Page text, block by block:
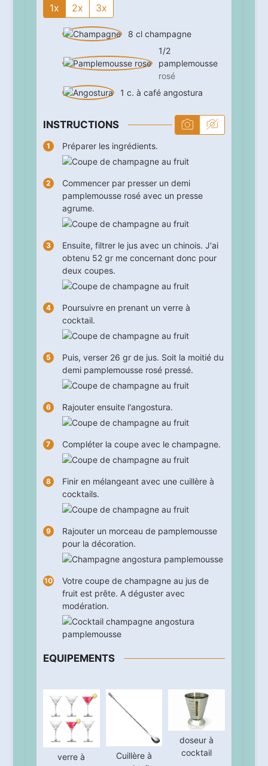
1x
2x 3x
8 cl champagne
1/2
pamplemousse
rosé
1 c. à café angostura
INSTRUCTIONS
Préparer les ingrédients.
Commencer par presser un demi
pamplemousse rosé avec un presse
agrume.
Ensuite, filtrer le jus avec un chinois. J'ai
obtenu 52 gr me concernant donc pour
deux coupes.
Poursuivre en prenant un verre à
cocktail.
Puis, verser 26 gr de jus. Soit la moitié du
demi pamplemousse rosé pressé.
Rajouter ensuite l'angostura.
Compléter la coupe avec le champagne.
Finir en mélangeant avec une cuillère à
cocktails.
Rajouter un morceau de pamplemousse
pour la décoration.
Votre coupe de champagne au jus de
fruit est prête. A déguster avec
modération.
EQUIPEMENTS
verre à
Cuillère à
doseur à
cocktail